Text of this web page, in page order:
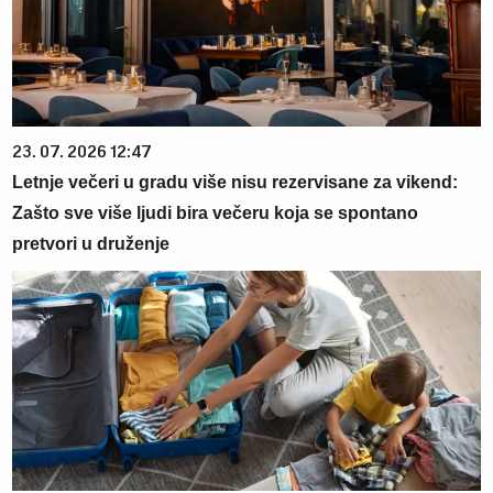
23. 07. 2026 12:47
Letnje večeri u gradu više nisu rezervisane za vikend:
Zašto sve više ljudi bira večeru koja se spontano
pretvori u druženje